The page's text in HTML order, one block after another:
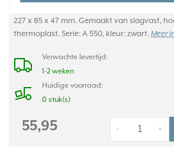
227 x 85 x 47 mm. Gemaakt van slagvast,
thermoplast. Serie: A 550, kleur: zwart. Meer
Verwachte levertijd:
1-2 weken
Huidige voorraad:
0 stuk(s)
55,95 +
-